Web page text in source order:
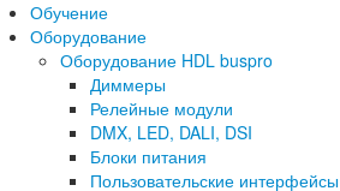
Обучение
Оборудование
Оборудование HDL buspro
Диммеры
Релейные модули
DMX, LED, DALI, DSI
Блоки питания
Пользовательские интерфейсы